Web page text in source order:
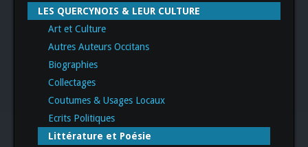
LES QUERCYNOIS & LEUR CULTURE
Art et Culture
Autres Auteurs Occitans
Biographies
Collectages
Coutumes & Usages Locaux
Ecrits Politiques
Littérature et Poésie